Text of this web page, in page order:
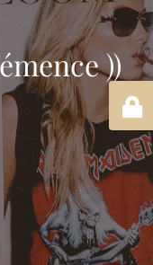
))